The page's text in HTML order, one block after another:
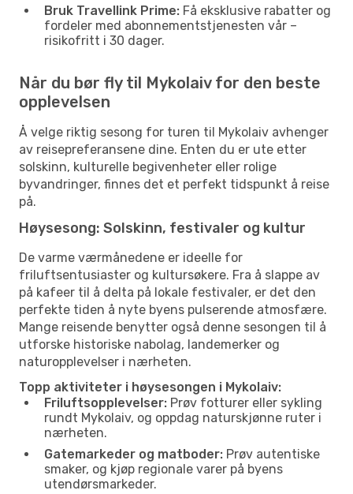
Bruk Travellink Prime: Få eksklusive rabatter og
fordeler med abonnementstjenesten vår –
risikofritt i 30 dager.
Når du bør fly til Mykolaiv for den beste
opplevelsen
Å velge riktig sesong for turen til Mykolaiv avhenger
av reisepreferansene dine. Enten du er ute etter
solskinn, kulturelle begivenheter eller rolige
byvandringer, finnes det et perfekt tidspunkt å reise
på.
Høysesong: Solskinn, festivaler og kultur
De varme værmånedene er ideelle for
friluftsentusiaster og kultursøkere. Fra å slappe av
på kafeer til å delta på lokale festivaler, er det den
perfekte tiden å nyte byens pulserende atmosfære.
Mange reisende benytter også denne sesongen til å
utforske historiske nabolag, landemerker og
naturopplevelser i nærheten.
Topp aktiviteter i høysesongen i Mykolaiv:
Friluftsopplevelser: Prøv fotturer eller sykling
rundt Mykolaiv, og oppdag naturskjønne ruter i
nærheten.
Gatemarkeder og matboder: Prøv autentiske
smaker, og kjøp regionale varer på byens
utendørsmarkeder.